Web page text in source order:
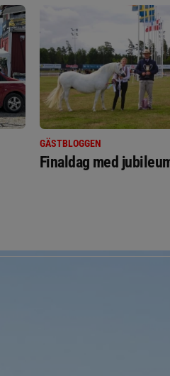
GÄSTBLOGGEN
Finaldag med